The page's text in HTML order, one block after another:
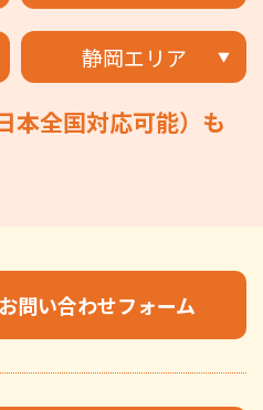
静岡エリア
全国対応可能）も
お問い合わせフォーム